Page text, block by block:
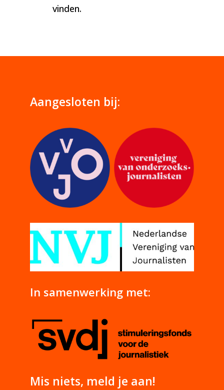
vinden.
Aangesloten bij:
In samenwerking met:
Mis niets, meld je aan!